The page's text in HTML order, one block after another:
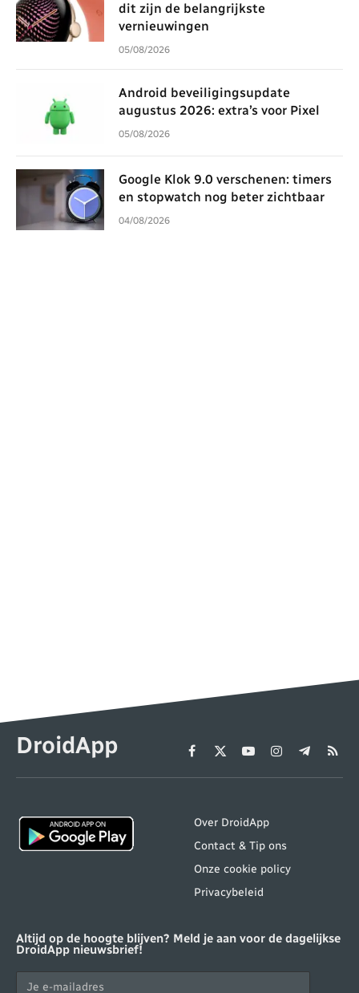
dit zijn de belangrijkste
vernieuwingen
05/08/2026
Android beveiligingsupdate
augustus 2026: extra’s voor Pixel
05/08/2026
Google Klok 9.0 verschenen: timers
en stopwatch nog beter zichtbaar
04/08/2026
DroidApp Facebook
X
(Twitter)
YouTubeInstagram
Telegram
RSS
Over DroidApp
Contact & Tip ons
Onze cookie policy
Privacybeleid
Altijd op de hoogte blijven? Meld je aan voor de dagelijkse
DroidApp nieuwsbrief!